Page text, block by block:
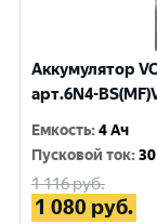
Аккумулятор
арт.6N4-
Емкость:4 Ач
Пусковой ток:
1 116руб.
1 080 руб.